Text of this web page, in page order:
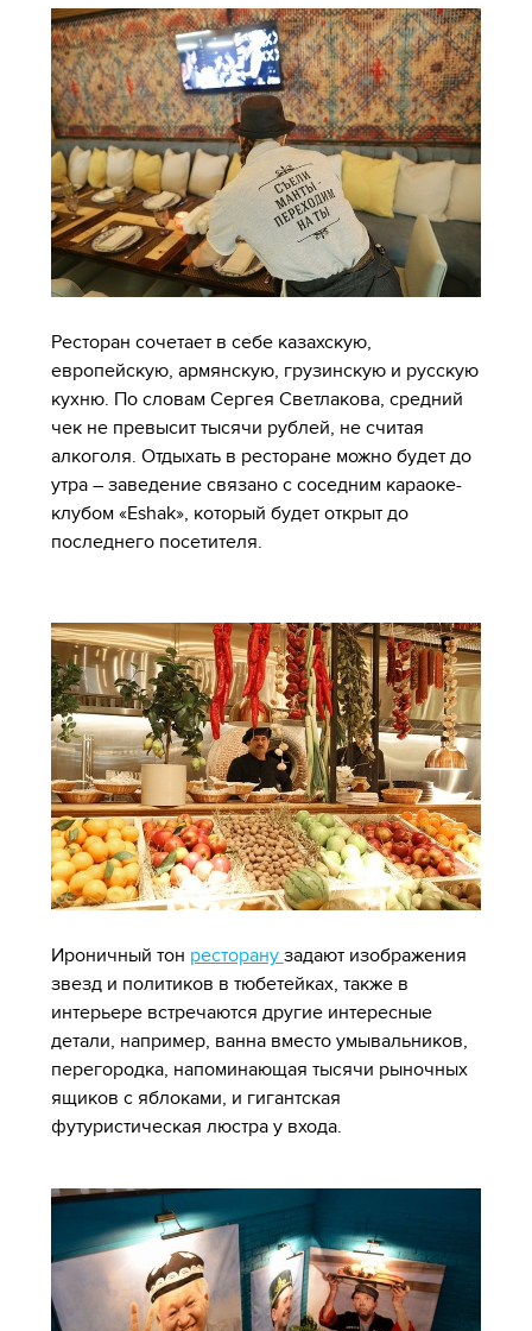
Ресторан сочетает в себе казахскую,
европейскую, армянскую, грузинскую и русскую
кухню. По словам Сергея Светлакова, средний
чек не превысит тысячи рублей, не считая
алкоголя. Отдыхать в ресторане можно будет до
утра – заведение связано с соседним караоке-
клубом «Eshak», который будет открыт до
последнего посетителя.
Ироничный тон ресторану задают изображения
звезд и политиков в тюбетейках, также в
интерьере встречаются другие интересные
детали, например, ванна вместо умывальников,
перегородка, напоминающая тысячи рыночных
ящиков с яблоками, и гигантская
футуристическая люстра у входа.